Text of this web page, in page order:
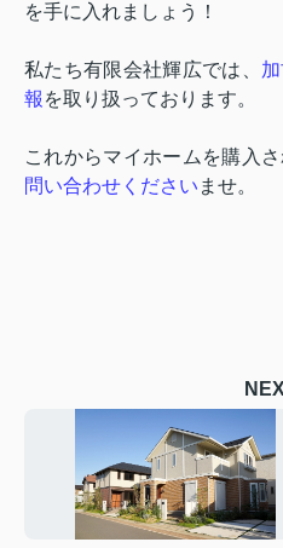
を手に入れましょう！
私たち有限会社輝広では、
報 を取り扱っております。
これからマイホームを購入
問い合わせください ませ。